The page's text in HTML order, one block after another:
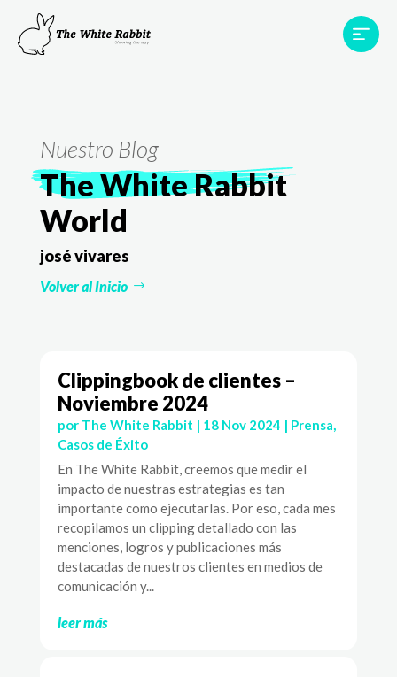
Proyectos
Testimonios
Nuestro Blog
The White Rabbit
World
josé vivares
Volver al Inicio
Clippingbook de clientes –
Noviembre 2024
por The White Rabbit | 18 Nov 2024 | Prensa,
Casos de Éxito
En The White Rabbit, creemos que medir el
impacto de nuestras estrategias es tan
importante como ejecutarlas. Por eso, cada mes
recopilamos un clipping detallado con las
menciones, logros y publicaciones más
destacadas de nuestros clientes en medios de
comunicación y...
leer más